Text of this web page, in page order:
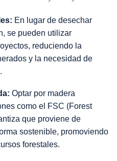
En lugar de desechar
se pueden utilizar
reduciendo la
y la necesidad de
Optar por madera
como el FSC (Forest
que proviene de
sostenible, promoviendo
forestales.